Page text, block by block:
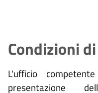
Condizioni
L'ufficio
presentazione